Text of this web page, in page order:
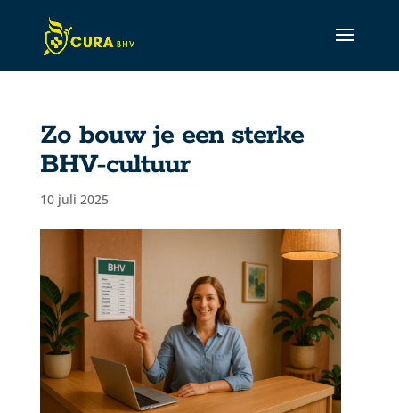
Zo bouw je een sterke
BHV-cultuur
10 juli 2025
CURA Assistant
Active